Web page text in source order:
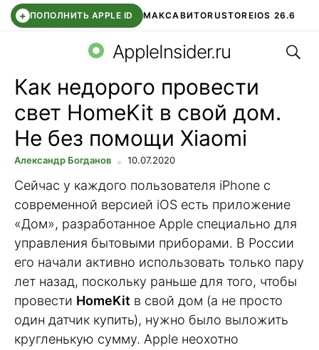
+ ПОПОЛНИТЬ APPLE ID МАКСАВИТОRUSTOREIOS 26.6
СБЕР КИДС ВТБ ОНЛАЙН ЧАТ В ROBLOX
AppleInsider.ru
Как недорого провести
свет HomeKit в свой дом.
Не без помощи Xiaomi
Александр Богданов 10.07.2020
Сейчас у каждого пользователя iPhone с
современной версией iOS есть приложение
«Дом», разработанное Apple специально для
управления бытовыми приборами. В России
его начали активно использовать только пару
лет назад, поскольку раньше для того, чтобы
провести HomeKit в свой дом (а не просто
один датчик купить), нужно было выложить
кругленькую сумму. Apple неохотно